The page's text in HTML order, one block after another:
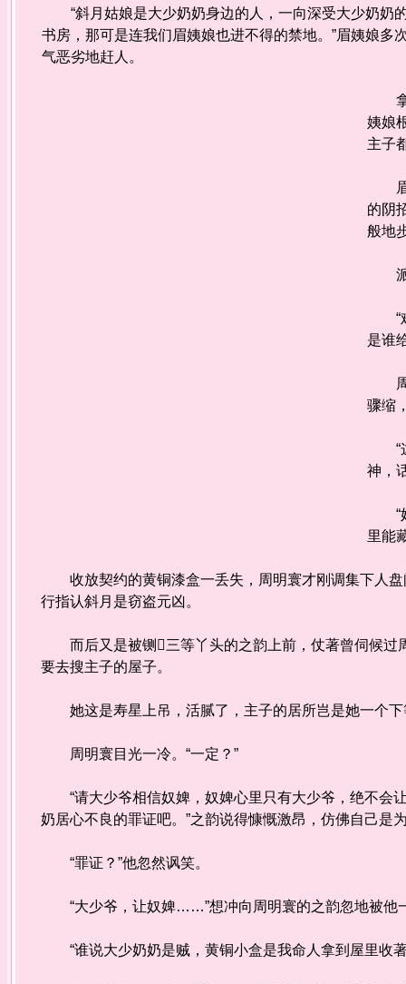
“斜月姑娘是大少奶奶身边的人，一向深受大少奶奶
书房，那可是连我们眉姨娘也进不得的禁地。”眉姨娘
气恶劣地赶人。
拿
姨娘
主子
眉
的阴
般地
派
“难
是谁
周
骤缩
“这
神，
“奴
里能
收放契约的黄铜漆盒一丢失，周明寰才刚调集下人盘
行指认斜月是窃盗元凶。
而后又是被铡三等丫头的之韵上前，仗著曾伺候过
要去搜主子的屋子。
她这是寿星上吊，活腻了，主子的居所岂是她一个下
周明寰目光一冷。“一定？”
“请大少爷相信奴婢，奴婢心里只有大少爷，绝不会
奶居心不良的罪证吧。”之韵说得慷慨激昂，仿佛自己是
“罪证？”他忽然讽笑。
“大少爷，让奴婢……”想冲向周明寰的之韵忽地被他
“谁说大少奶奶是贼，黄铜小盒是我命人拿到屋里收